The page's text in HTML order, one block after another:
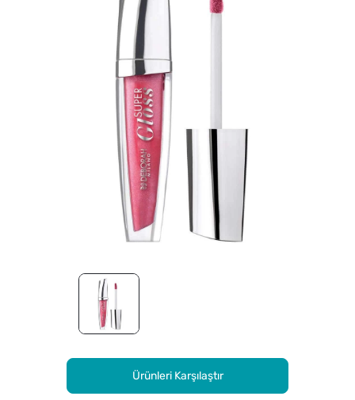
Ürünleri Karşılaştır